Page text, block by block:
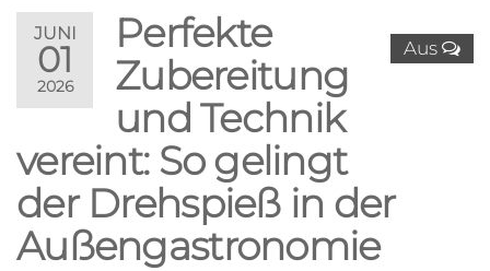
JUNI
01
2026
Aus
Perfekte
Zubereitung
und Technik
vereint: So gelingt
der Drehspieß in der
Außengastronomie